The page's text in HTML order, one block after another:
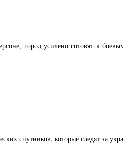
город усилено готовят к
спутников, которые следят за